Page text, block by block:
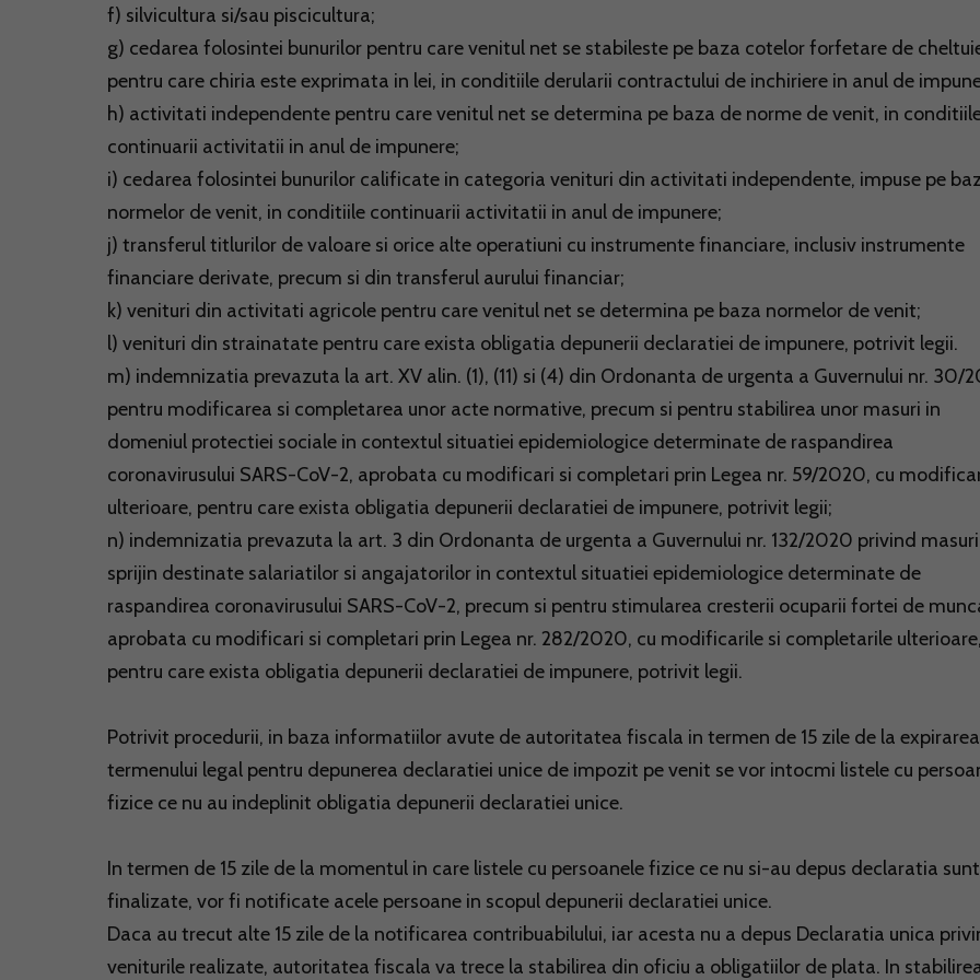
f) silvicultura si/sau piscicultura;
g) cedarea folosintei bunurilor pentru care venitul net se stabileste pe baza cotelor forfetare de
pentru care chiria este exprimata in lei, in conditiile derularii contractului de inchiriere in anul de
h) activitati independente pentru care venitul net se determina pe baza de norme de venit, in
continuarii activitatii in anul de impunere;
i) cedarea folosintei bunurilor calificate in categoria venituri din activitati independente, impuse pe
normelor de venit, in conditiile continuarii activitatii in anul de impunere;
j) transferul titlurilor de valoare si orice alte operatiuni cu instrumente financiare, inclusiv instrumente
financiare derivate, precum si din transferul aurului financiar;
k) venituri din activitati agricole pentru care venitul net se determina pe baza normelor de venit;
l) venituri din strainatate pentru care exista obligatia depunerii declaratiei de impunere, potrivit legii.
m) indemnizatia prevazuta la art. XV alin. (1), (11) si (4) din Ordonanta de urgenta a Guvernului nr. 30/
pentru modificarea si completarea unor acte normative, precum si pentru stabilirea unor masuri in
domeniul protectiei sociale in contextul situatiei epidemiologice determinate de raspandirea
coronavirusului SARS-CoV-2, aprobata cu modificari si completari prin Legea nr. 59/2020, cu
ulterioare, pentru care exista obligatia depunerii declaratiei de impunere, potrivit legii;
n) indemnizatia prevazuta la art. 3 din Ordonanta de urgenta a Guvernului nr. 132/2020 privind
sprijin destinate salariatilor si angajatorilor in contextul situatiei epidemiologice determinate de
raspandirea coronavirusului SARS-CoV-2, precum si pentru stimularea cresterii ocuparii fortei de
aprobata cu modificari si completari prin Legea nr. 282/2020, cu modificarile si completarile
pentru care exista obligatia depunerii declaratiei de impunere, potrivit legii.
Potrivit procedurii, in baza informatiilor avute de autoritatea fiscala in termen de 15 zile de la expirarea
termenului legal pentru depunerea declaratiei unice de impozit pe venit se vor intocmi listele cu
fizice ce nu au indeplinit obligatia depunerii declaratiei unice.
In termen de 15 zile de la momentul in care listele cu persoanele fizice ce nu si-au depus declaratia sunt
finalizate, vor fi notificate acele persoane in scopul depunerii declaratiei unice.
Daca au trecut alte 15 zile de la notificarea contribuabilului, iar acesta nu a depus Declaratia unica
veniturile realizate, autoritatea fiscala va trece la stabilirea din oficiu a obligatiilor de plata. In